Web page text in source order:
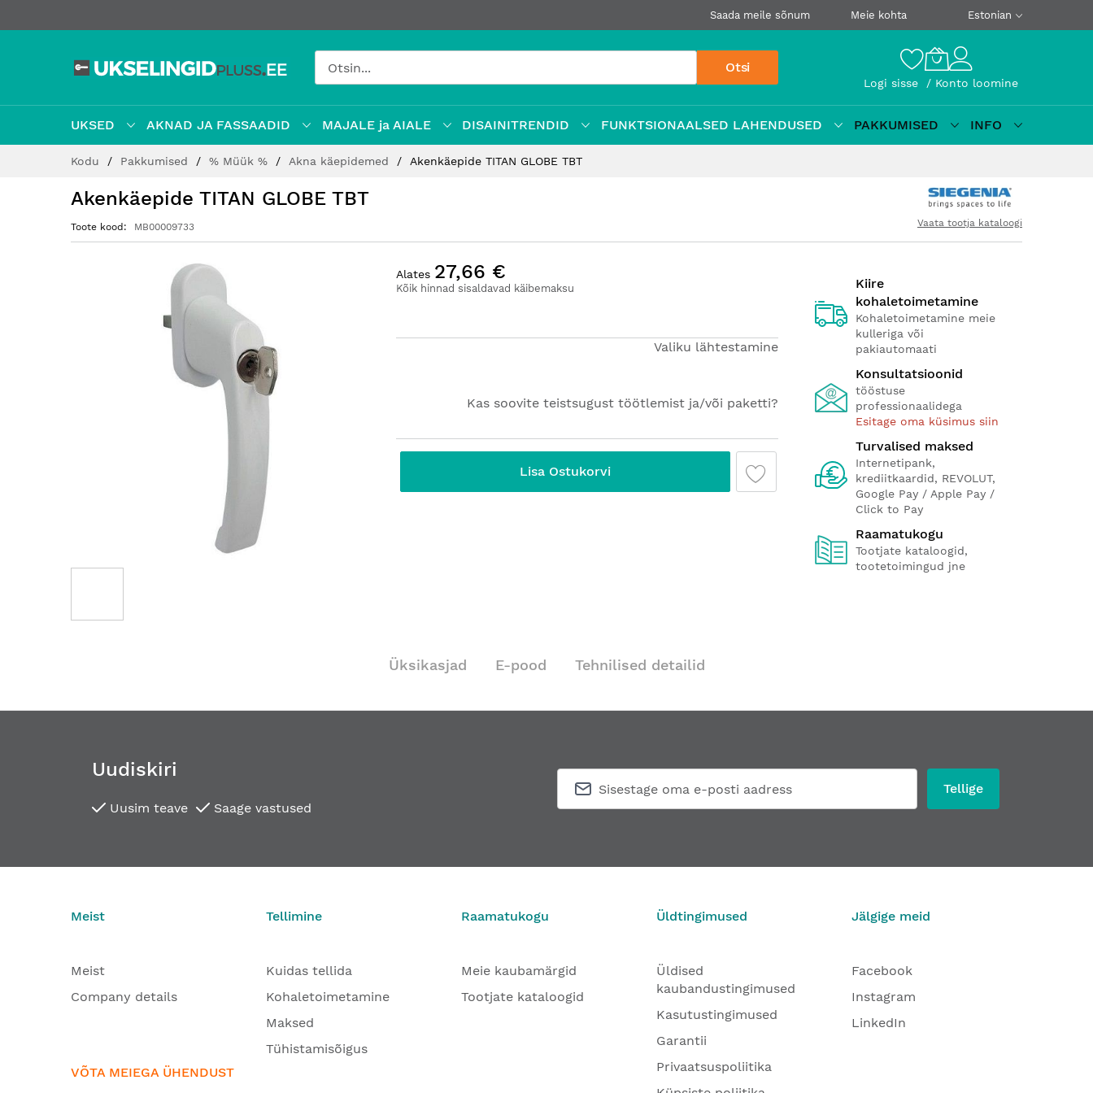
Saada meile sõnum Meie kohta Estonian
Otsi
Logi sisse Konto loomine
UKSED AKNAD JA FASSAADID MAJALE ja AIALE DISAINITRENDID FUNKTSIONAALSED LAHENDUSED PAKKUMISED
INFO
Kodu Pakkumised % Müük % Akna käepidemed Akenkäepide TITAN GLOBE TBT
Akenkäepide TITAN GLOBE TBT
Toote kood MB00009733 Vaata tootja kataloogi
Kõik hinnad sisaldavad käibemaksu
Alates 27,66 €
Valiku lähtestamine
Kas soovite teistsugust töötlemist ja/või paketti?
Lisa Ostukorvi
Kiire
kohaletoimetamine
Kohaletoimetamine meie
kulleriga või
pakiautomaati
Konsultatsioonid
tööstuse
professionaalidega
Esitage oma küsimus siin
Turvalised maksed
Internetipank,
krediitkaardid, REVOLUT,
Google Pay / Apple Pay /
Click to Pay
Raamatukogu
Tootjate kataloogid,
tootetoimingud jne
Üksikasjad E-pood Tehnilised detailid
Uudiskiri
Uusim teave Saage vastused
Tellige
Meist
Meist
Company details
VÕTA MEIEGA ÜHENDUST
Tellimine
Kuidas tellida
Kohaletoimetamine
Maksed
Tühistamisõigus
Raamatukogu
Meie kaubamärgid
Tootjate kataloogid
Üldtingimused
Üldised
kaubandustingimused
Kasutustingimused
Garantii
Privaatsuspoliitika
Jälgige meid
Facebook
Instagram
LinkedIn